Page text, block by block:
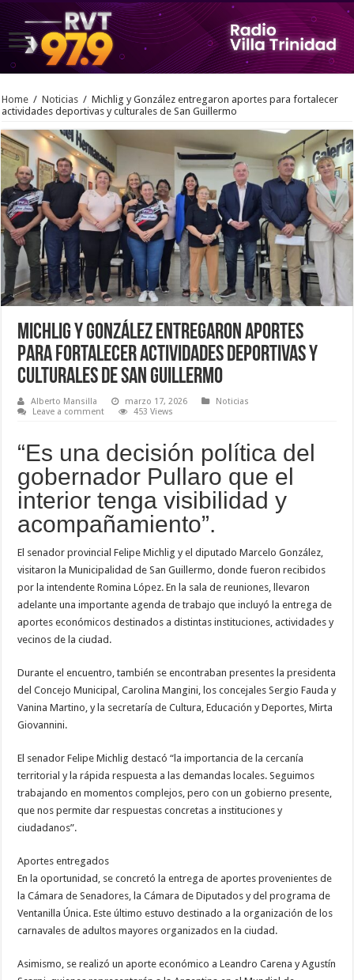
Home / Noticias / Michlig y González entregaron aportes para fortalecer
actividades deportivas y culturales de San Guillermo
Michlig y González entregaron aportes
para fortalecer actividades deportivas y
culturales de San Guillermo
Alberto Mansilla marzo 17, 2026
Noticias
Leave a comment
453 Views
“Es una decisión política del
gobernador Pullaro que el
interior tenga visibilidad y
acompañamiento”.
El senador provincial Felipe Michlig y el diputado Marcelo González,
visitaron la Municipalidad de San Guillermo, donde fueron recibidos
por la intendente Romina López. En la sala de reuniones, llevaron
adelante una importante agenda de trabajo que incluyó la entrega de
aportes económicos destinados a distintas instituciones, actividades y
vecinos de la ciudad.
Durante el encuentro, también se encontraban presentes la presidenta
del Concejo Municipal, Carolina Mangini, los concejales Sergio Fauda y
Vanina Martino, y la secretaría de Cultura, Educación y Deportes, Mirta
Giovannini.
El senador Felipe Michlig destacó “la importancia de la cercanía
territorial y la rápida respuesta a las demandas locales. Seguimos
trabajando en momentos complejos, pero con un gobierno presente,
que nos permite dar respuestas concretas a instituciones y
ciudadanos”.
Aportes entregados
En la oportunidad, se concretó la entrega de aportes provenientes de
la Cámara de Senadores, la Cámara de Diputados y del programa de
Ventanilla Única. Este último estuvo destinado a la organización de los
carnavales de adultos mayores organizados en la ciudad.
Asimismo, se realizó un aporte económico a Leandro Carena y Agustín